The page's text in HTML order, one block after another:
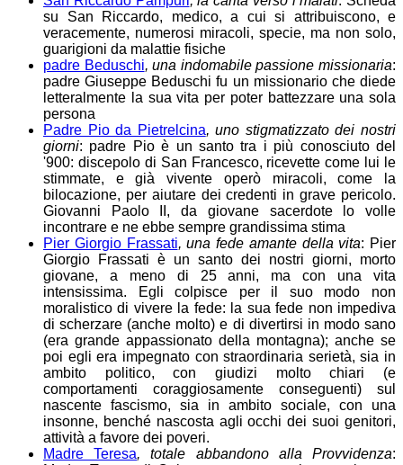
su San Riccardo, medico, a cui si attribuiscono, e
veracemente, numerosi miracoli, specie, ma non solo,
guarigioni da malattie fisiche
padre Beduschi, una indomabile passione missionaria:
padre Giuseppe Beduschi fu un missionario che diede
letteralmente la sua vita per poter battezzare una sola
persona
Padre Pio da Pietrelcina, uno stigmatizzato dei nostri
giorni: padre Pio è un santo tra i più conosciuto del
'900: discepolo di San Francesco, ricevette come lui le
stimmate, e già vivente operò miracoli, come la
bilocazione, per aiutare dei credenti in grave pericolo.
Giovanni Paolo II, da giovane sacerdote lo volle
incontrare e ne ebbe sempre grandissima stima
Pier Giorgio Frassati, una fede amante della vita: Pier
Giorgio Frassati è un santo dei nostri giorni, morto
giovane, a meno di 25 anni, ma con una vita
intensissima. Egli colpisce per il suo modo non
moralistico di vivere la fede: la sua fede non impediva
di scherzare (anche molto) e di divertirsi in modo sano
(era grande appassionato della montagna); anche se
poi egli era impegnato con straordinaria serietà, sia in
ambito politico, con giudizi molto chiari (e
comportamenti coraggiosamente conseguenti) sul
nascente fascismo, sia in ambito sociale, con una
insonne, benché nascosta agli occhi dei suoi genitori,
attività a favore dei poveri.
Madre Teresa, totale abbandono alla Provvidenza: